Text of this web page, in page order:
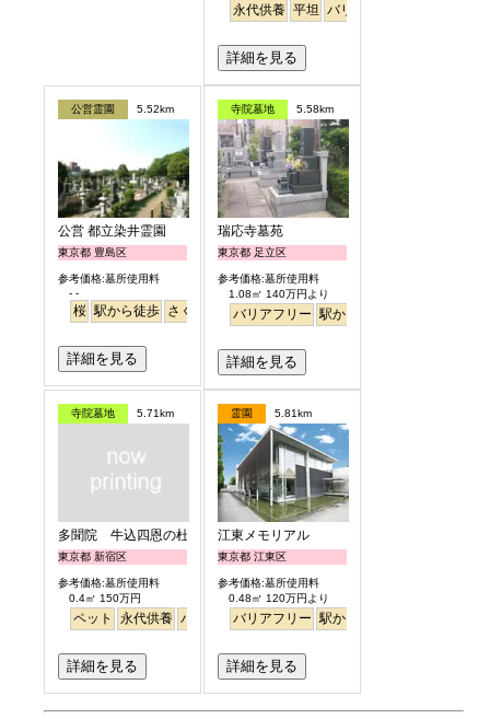
永代供養 平坦 バリアフリー
詳細を見る
公営霊園 5.52km
公営 都立染井霊園
東京都 豊島区
参考価格:墓所使用料
- -
桜 駅から徒歩 さくら
詳細を見る
寺院墓地 5.58km
瑞応寺墓苑
東京都 足立区
参考価格:墓所使用料
1.08㎡ 140万円より
バリアフリー 駅から徒歩
詳細を見る
寺院墓地 5.71km
多聞院 牛込四恩の杜
東京都 新宿区
参考価格:墓所使用料
0.4㎡ 150万円
ペット 永代供養 バリアフリー 駅から徒歩
詳細を見る
霊園 5.81km
江東メモリアル
東京都 江東区
参考価格:墓所使用料
0.48㎡ 120万円より
バリアフリー 駅から徒歩
詳細を見る